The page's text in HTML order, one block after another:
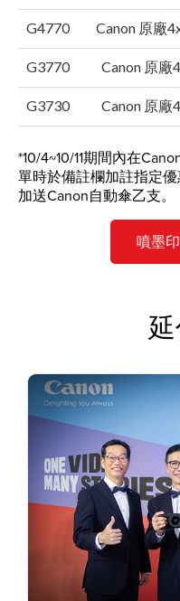
G4770 Canon 原廠
G3770 Canon 原
G3730 Canon 原
*10/4~10/11期間內在
單時於備註欄加註指定
加送Canon自動傘乙支。
噴墨